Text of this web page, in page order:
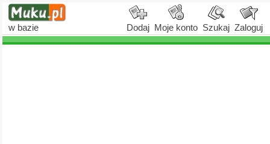
w bazie Dodaj Moje konto Szukaj Zaloguj